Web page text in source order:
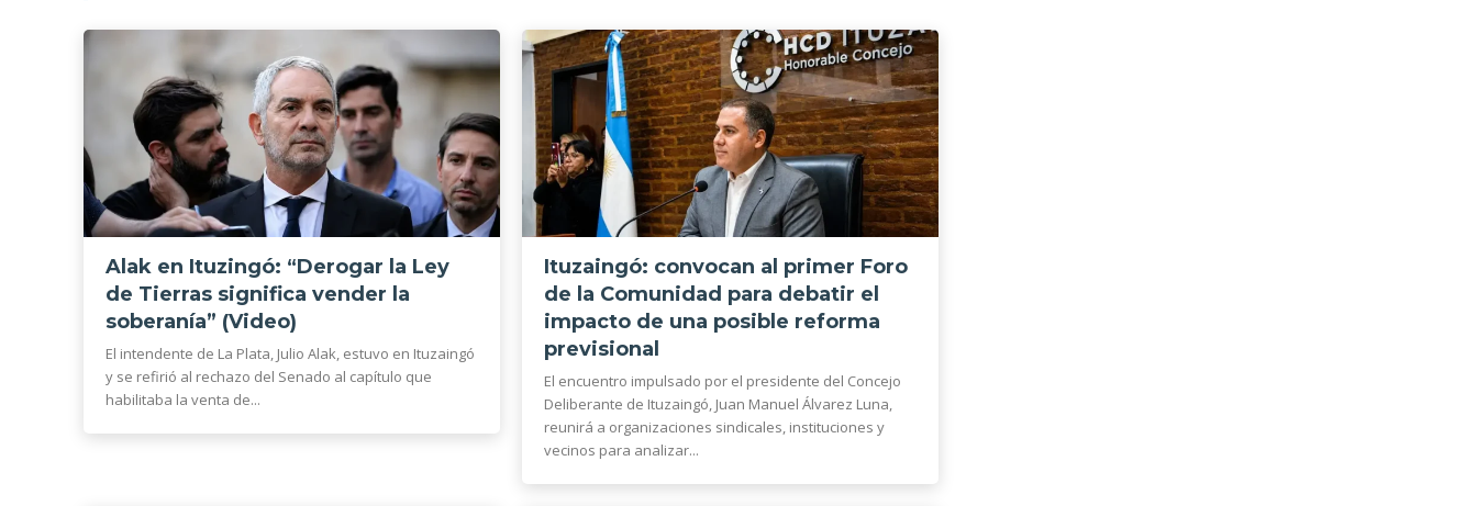
Alak en Ituzingó: “Derogar la Ley
de Tierras significa vender la
soberanía” (Video)
El intendente de La Plata, Julio Alak, estuvo en Ituzaingó
y se refirió al rechazo del Senado al capítulo que
habilitaba la venta de...
Ituzaingó: convocan al primer Foro
de la Comunidad para debatir el
impacto de una posible reforma
previsional
El encuentro impulsado por el presidente del Concejo
Deliberante de Ituzaingó, Juan Manuel Álvarez Luna,
reunirá a organizaciones sindicales, instituciones y
vecinos para analizar...